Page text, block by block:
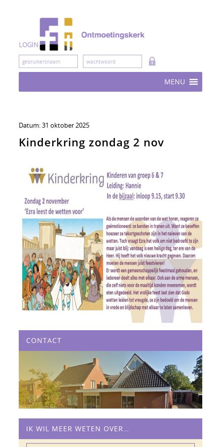
LOGIN
MENU
Datum:31 oktober 2025
Kinderkring zondag 2 nov
CONTACT
IK WIL MEER WETEN OVER…